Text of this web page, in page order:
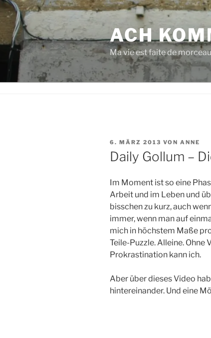
Zum
Inhalt
springen
ACH
Ma vie est faite de
VERÖFFENTLICHT
AM
6. MÄRZ 2013 VON ANNE
Daily Gollum –
Im Moment ist so eine
Arbeit und im Leben und
bisschen zu kurz, auch
immer, wenn man auf
mich in höchstem Maße
Teile-Puzzle. Alleine. Ohne
Prokrastination kann ich.
Aber über dieses Video
hintereinander. Und eine